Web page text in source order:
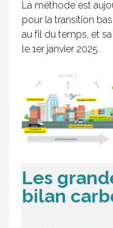
La méthode est
pour la transition
au fil du temps, et
le 1er janvier 2025.
Les
bilan